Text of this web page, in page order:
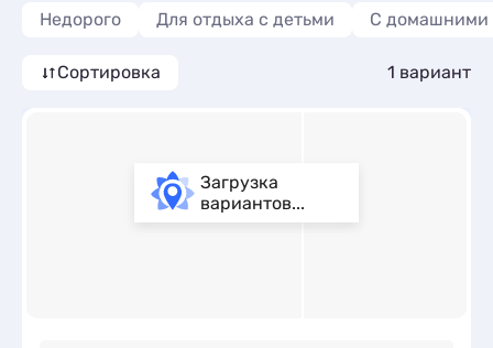
Недорого Для отдыха с детьми С
Сортировка 1 вариант
Загрузка
вариантов...